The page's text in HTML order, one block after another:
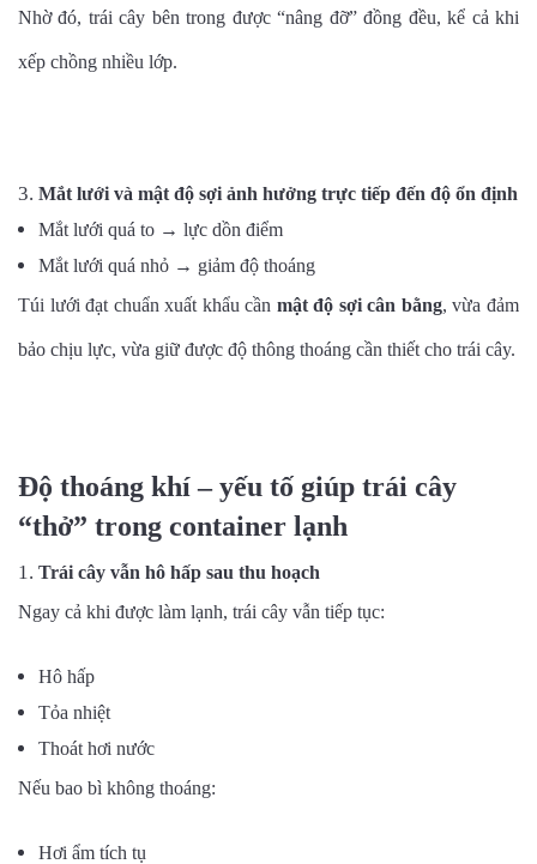
Nhờ đó, trái cây bên trong được “nâng đỡ” đồng đều, kể cả khi
xếp chồng nhiều lớp.
Mắt lưới và mật độ sợi ảnh hưởng trực tiếp đến độ ổn định
Mắt lưới quá to → lực dồn điểm
Mắt lưới quá nhỏ → giảm độ thoáng
Túi lưới đạt chuẩn xuất khẩu cần mật độ sợi cân bằng, vừa đảm
bảo chịu lực, vừa giữ được độ thông thoáng cần thiết cho trái cây.
Độ thoáng khí – yếu tố giúp trái cây
“thở” trong container lạnh
Trái cây vẫn hô hấp sau thu hoạch
Ngay cả khi được làm lạnh, trái cây vẫn tiếp tục:
Hô hấp
Tỏa nhiệt
Thoát hơi nước
Nếu bao bì không thoáng:
Hơi ẩm tích tụ